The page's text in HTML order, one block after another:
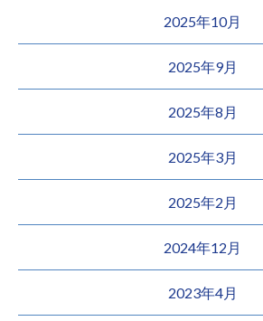
2025年10月
2025年9月
2025年8月
2025年3月
2025年2月
2024年12月
2023年4月